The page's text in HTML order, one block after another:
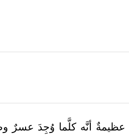
أنَّه كلَّما وُجِدَ عسرٌ